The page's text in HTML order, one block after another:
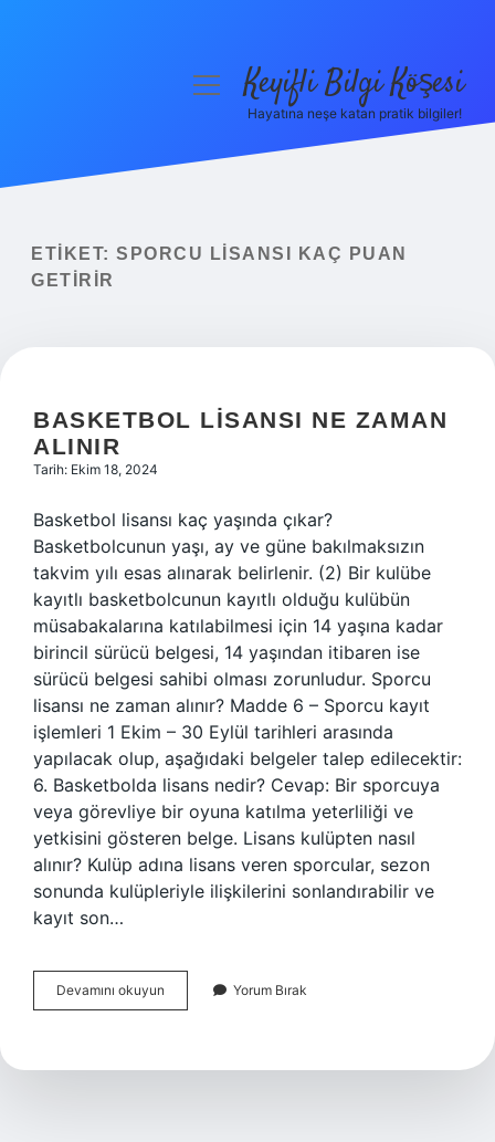
Yasal Uyarı
menüyüKeyifli Bilgi Köşesi
Hayatına neşe katan pratik bilgiler!
ETIKET: SPORCU LISANSI KAÇ PUAN
GETIRIR
BASKETBOL LISANSI NE ZAMAN
ALINIR
Tarih: Ekim 18, 2024
Basketbol lisansı kaç yaşında çıkar?
Basketbolcunun yaşı, ay ve güne bakılmaksızın
takvim yılı esas alınarak belirlenir. (2) Bir kulübe
kayıtlı basketbolcunun kayıtlı olduğu kulübün
müsabakalarına katılabilmesi için 14 yaşına kadar
birincil sürücü belgesi, 14 yaşından itibaren ise
sürücü belgesi sahibi olması zorunludur. Sporcu
lisansı ne zaman alınır? Madde 6 – Sporcu kayıt
işlemleri 1 Ekim – 30 Eylül tarihleri ​​arasında
yapılacak olup, aşağıdaki belgeler talep edilecektir:
6. Basketbolda lisans nedir? Cevap: Bir sporcuya
veya görevliye bir oyuna katılma yeterliliği ve
yetkisini gösteren belge. Lisans kulüpten nasıl
alınır? Kulüp adına lisans veren sporcular, sezon
sonunda kulüpleriyle ilişkilerini sonlandırabilir ve
kayıt son…
Devamını okuyun Basketbol
Lisansı
Alınır
Yorum Bırak